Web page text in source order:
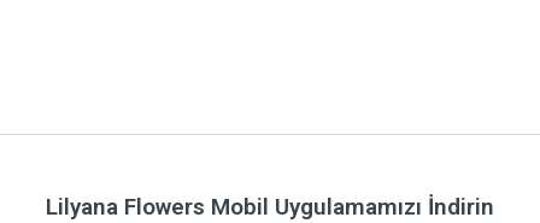
Lilyana Flowers Mobil Uygulamamızı İndirin